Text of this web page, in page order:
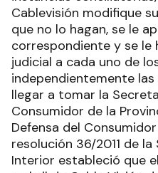
Cablevisión modifique
que no lo hagan, se le
correspondiente y se le
judicial a cada uno de
independientemente
llegar a tomar la
Consumidor de la
Defensa del
resolución 36/2011 de
Interior estableció que